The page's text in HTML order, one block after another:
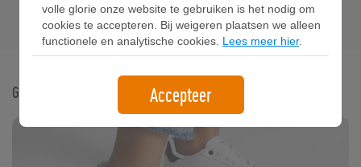
Gerelateerde artikelen
volle glorie onze website te gebruiken is het nodig om
cookies te accepteren. Bij weigeren plaatsen we alleen
functionele en analytische cookies. Lees meer hier.
Accepteer